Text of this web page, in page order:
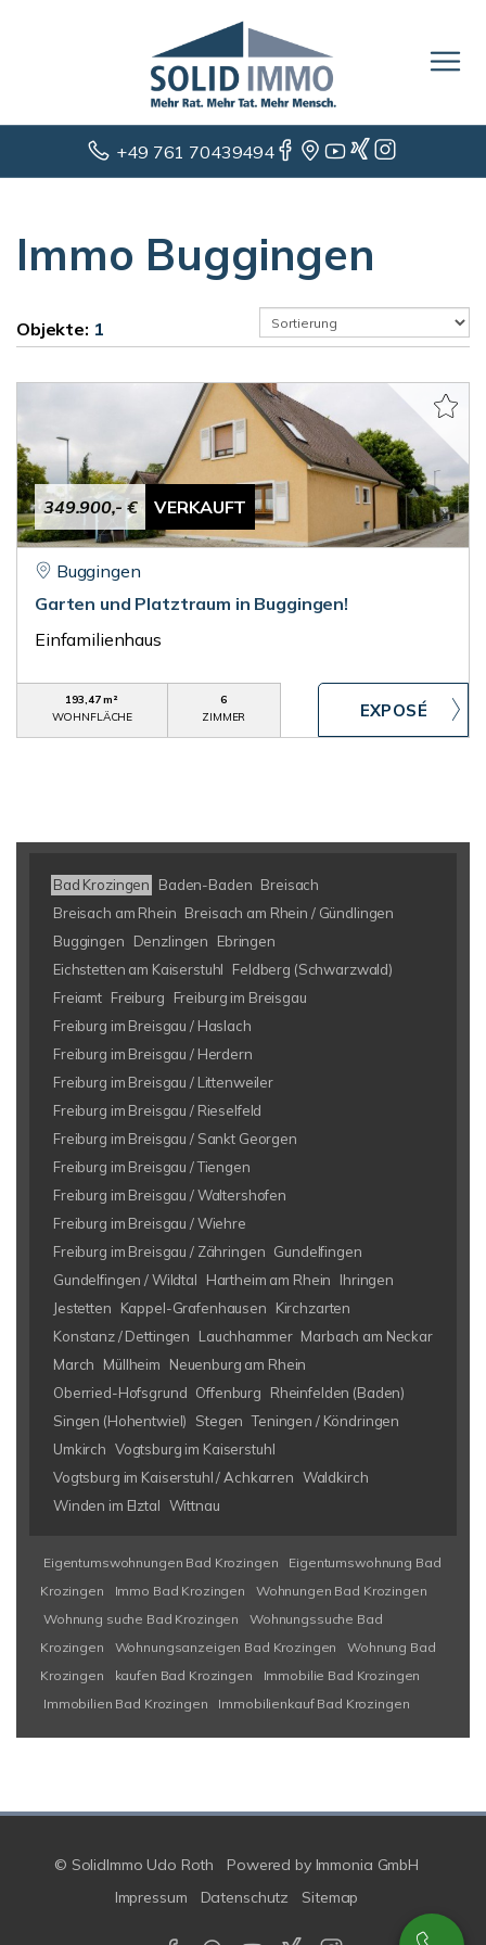
+49 761 70439494
Immo Buggingen
Objekte: 1
349.900,- € VERKAUFT
Buggingen
Garten und Platztraum in Buggingen!
Einfamilienhaus
193,47 m²
WOHNFLÄCHE
6
ZIMMER
Bad Krozingen Baden-Baden Breisach
Breisach am Rhein Breisach am Rhein / Gündlingen
Buggingen
Denzlingen
Ebringen
Eichstetten am Kaiserstuhl
Feldberg (Schwarzwald)
Freiamt Freiburg
Freiburg im Breisgau
Freiburg im Breisgau / Haslach
Freiburg im Breisgau / Herdern
Freiburg im Breisgau / Littenweiler
Freiburg im Breisgau / Rieselfeld
Freiburg im Breisgau / Sankt Georgen
Freiburg im Breisgau / Tiengen
Freiburg im Breisgau / Waltershofen
Freiburg im Breisgau / Wiehre
Freiburg im Breisgau / Zähringen Gundelfingen
Gundelfingen / Wildtal
Hartheim am Rhein
Ihringen
Jestetten
Kappel-Grafenhausen
Kirchzarten
Konstanz / Dettingen
Lauchhammer Marbach am Neckar
March
Müllheim
Neuenburg am Rhein
Oberried-Hofsgrund Offenburg
Rheinfelden (Baden)
Singen (Hohentwiel)
Stegen Teningen / Köndringen
Umkirch Vogtsburg im Kaiserstuhl
Vogtsburg im Kaiserstuhl / Achkarren Waldkirch
Winden im Elztal Wittnau
Eigentumswohnungen Bad Krozingen
Eigentumswohnung Bad
Krozingen
Immo Bad Krozingen
Wohnungen Bad Krozingen
Wohnung suche Bad Krozingen
Wohnungssuche Bad
Krozingen
Wohnungsanzeigen Bad Krozingen
Wohnung Bad
Krozingen
kaufen Bad Krozingen
Immobilie Bad Krozingen
Immobilien Bad Krozingen
Immobilienkauf Bad Krozingen
© SolidImmo Udo Roth Powered by Immonia GmbH
Impressum
Datenschutz Sitemap